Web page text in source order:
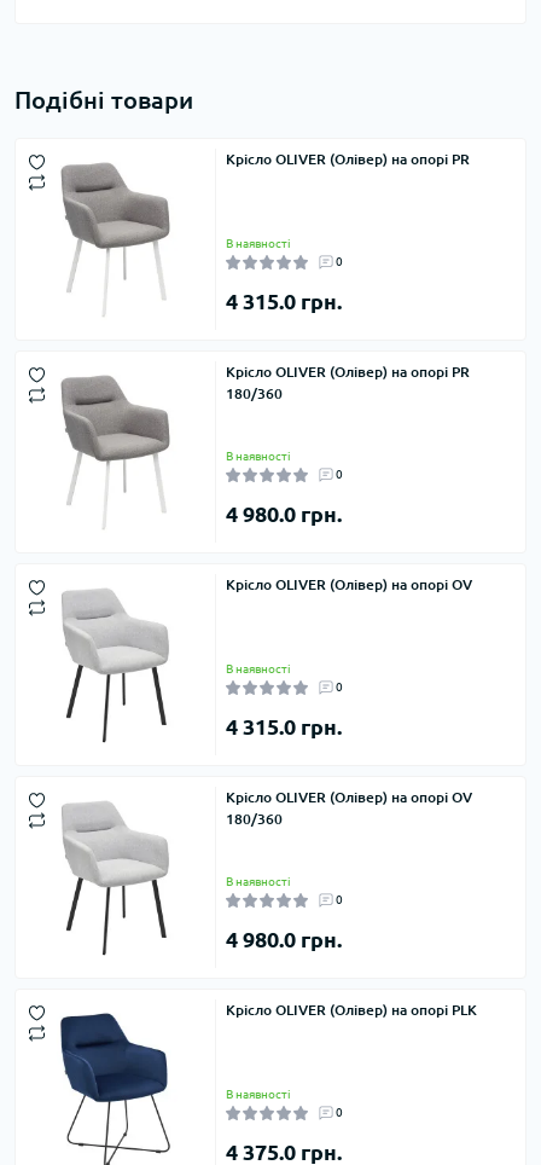
Подібні товари
Крісло OLIVER (Олівер) на опорі PR
В наявності
0
4 315.0 грн.
Крісло OLIVER (Олівер) на опорі PR
180/360
В наявності
0
4 980.0 грн.
Крісло OLIVER (Олівер) на опорі OV
В наявності
0
4 315.0 грн.
Крісло OLIVER (Олівер) на опорі OV
180/360
В наявності
0
4 980.0 грн.
Крісло OLIVER (Олівер) на опорі PLK
В наявності
0
4 375.0 грн.